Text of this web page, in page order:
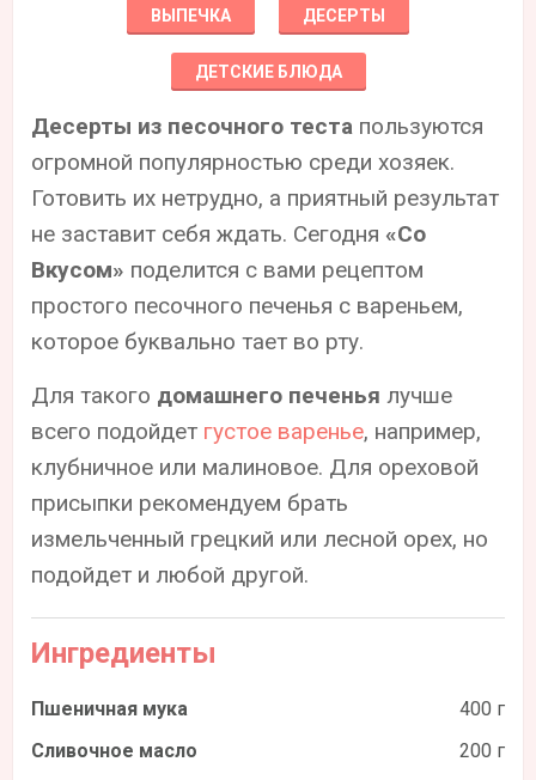
ВЫПЕЧКА ДЕСЕРТЫ
ДЕТСКИЕ БЛЮДА
Десерты из песочного теста пользуются
огромной популярностью среди хозяек.
Готовить их нетрудно, а приятный результат
не заставит себя ждать. Сегодня «Со
Вкусом» поделится с вами рецептом
простого песочного печенья с вареньем,
которое буквально тает во рту.
Для такого домашнего печенья лучше
всего подойдет густое варенье, например,
клубничное или малиновое. Для ореховой
присыпки рекомендуем брать
измельченный грецкий или лесной орех, но
подойдет и любой другой.
Ингредиенты
Пшеничная мука
400 г
Сливочное масло
200 г